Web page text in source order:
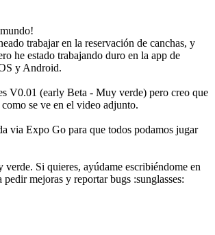
trabajar en la reservación de canchas, y
he estado trabajando duro en la app de
y Android.
V0.01 (early Beta - Muy verde) pero creo que
se ve en el video adjunto.
via Expo Go para que todos podamos jugar
verde. Si quieres, ayúdame escribiéndome en
pedir mejoras y reportar bugs :sunglasses: